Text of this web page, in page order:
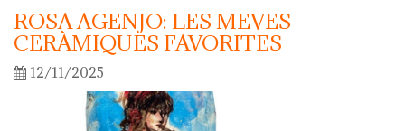
ROSA AGENJO: LES MEVES
CERÀMIQUES FAVORITES
12/11/2025